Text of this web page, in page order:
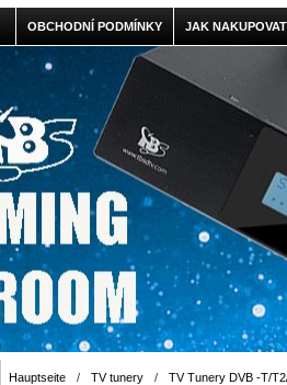
OBCHODNÍ PODMÍNKY JAK NAKUPOVAT
Hauptseite / TV tunery / TV Tunery DVB -T/